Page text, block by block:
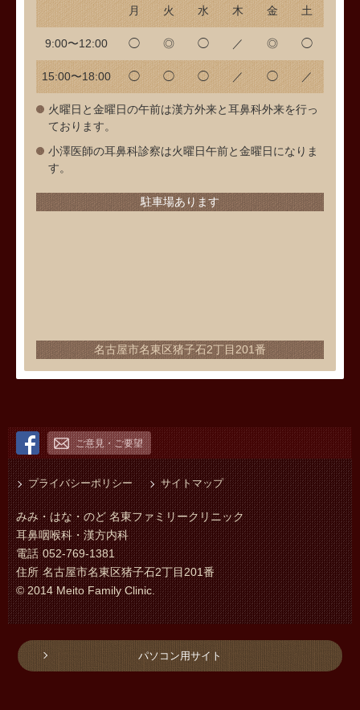
月 火 水 木 金 土
9:00〜12:00 ◯ ◎ ◯ ／ ◎ ◯
15:00〜18:00 ◯ ◯ ◯ ／ ◯ ／
火曜日と金曜日の午前は漢方外来と耳鼻科外来を行っ
ております。
小澤医師の耳鼻科診察は火曜日午前と金曜日になりま
す。
駐車場あります
名古屋市名東区猪子石2丁目201番
ご意見・ご要望
プライバシーポリシー サイトマップ
みみ・はな・のど 名東ファミリークリニック
耳鼻咽喉科・漢方内科
電話 052-769-1381
住所 名古屋市名東区猪子石2丁目201番
© 2014 Meito Family Clinic.
パソコン用サイト